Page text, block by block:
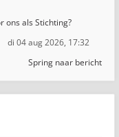
ons als Stichting?
di 04 aug 2026, 17:32
Spring naar bericht